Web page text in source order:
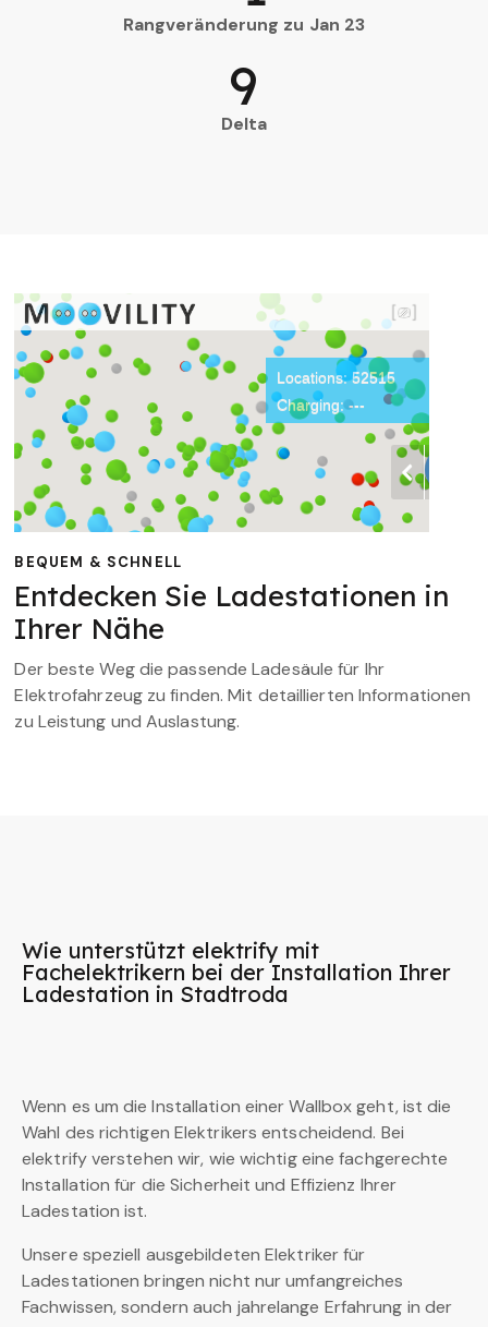
Rangveränderung zu Jan 23
Delta
9
BEQUEM & SCHNELL
Entdecken Sie Ladestationen in
Ihrer Nähe
Der beste Weg die passende Ladesäule für Ihr
Elektrofahrzeug zu finden. Mit detaillierten Informationen
zu Leistung und Auslastung.
Wie unterstützt elektrify mit
Fachelektrikern bei der Installation Ihrer
Ladestation in Stadtroda
Wenn es um die Installation einer Wallbox geht, ist die
Wahl des richtigen Elektrikers entscheidend. Bei
elektrify verstehen wir, wie wichtig eine fachgerechte
Installation für die Sicherheit und Effizienz Ihrer
Ladestation ist.
Unsere speziell ausgebildeten Elektriker für
Ladestationen bringen nicht nur umfangreiches
Fachwissen, sondern auch jahrelange Erfahrung in der